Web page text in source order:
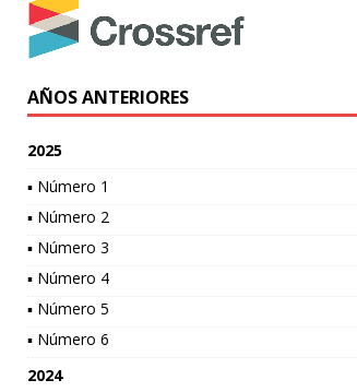
AÑOS ANTERIORES
2025
▪ Número 1
▪ Número 2
▪ Número 3
▪ Número 4
▪ Número 5
▪ Número 6
2024